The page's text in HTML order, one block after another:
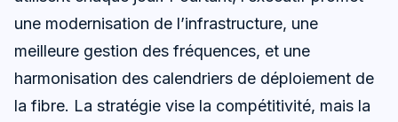
une modernisation de l’infrastructure, une
meilleure gestion des fréquences, et une
harmonisation des calendriers de déploiement de
la fibre. La stratégie vise la compétitivité, mais la